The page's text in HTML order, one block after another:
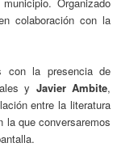
colaboración con la
con la presencia de
y Javier Ambite,
entre la literatura
la que conversaremos